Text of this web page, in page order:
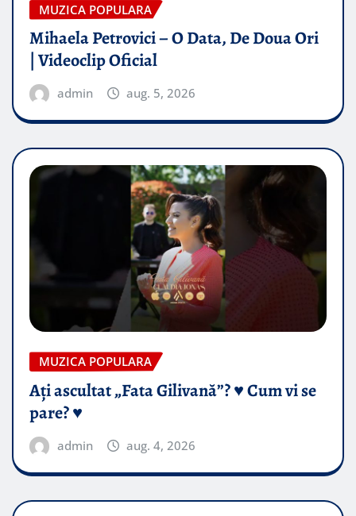
MUZICA POPULARA
Mihaela Petrovici – O Data, De Doua Ori
| Videoclip Oficial
admin aug. 5, 2026
MUZICA POPULARA
Ați ascultat „Fata Gilivană”? ♥️ Cum vi se
pare? ♥️
admin aug. 4, 2026